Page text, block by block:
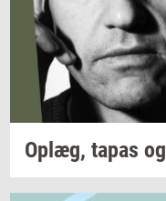
Oplæg, tapas og